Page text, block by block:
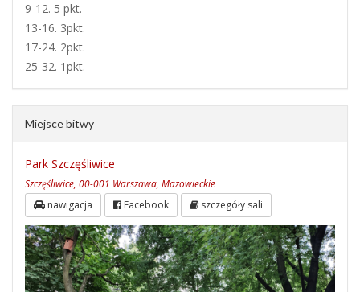
9-12. 5 pkt.
13-16. 3pkt.
17-24. 2pkt.
25-32. 1pkt.
Miejsce bitwy
Park Szczęśliwice
Szczęśliwice, 00-001 Warszawa, Mazowieckie
nawigacja Facebook szczegóły sali